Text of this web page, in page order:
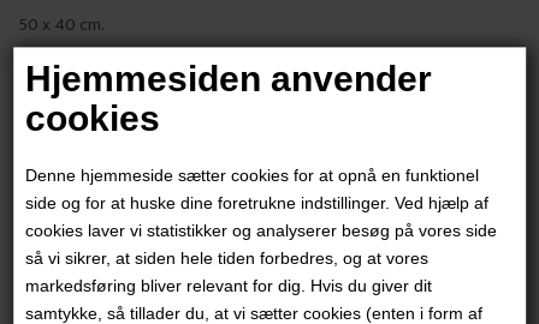
Hjemmesiden anvender
cookies
Denne hjemmeside sætter cookies for at opnå en funktionel
side og for at huske dine foretrukne indstillinger. Ved hjælp af
cookies laver vi statistikker og analyserer besøg på vores side
så vi sikrer, at siden hele tiden forbedres, og at vores
markedsføring bliver relevant for dig. Hvis du giver dit
samtykke, så tillader du, at vi sætter cookies (enten i form af
50 x 40 cm.
Grafik Giclee i begrænset oplag
Indrammet i lys træramme
PRODUKTINFORMATION
Andre værker af kunstneren: